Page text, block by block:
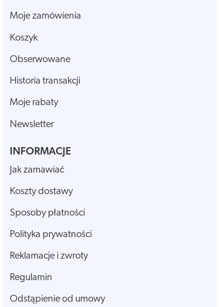
Moje zamówienia
Koszyk
Obserwowane
Historia transakcji
Moje rabaty
Newsletter
INFORMACJE
Jak zamawiać
Koszty dostawy
Sposoby płatności
Polityka prywatności
Reklamacje i zwroty
Regulamin
Odstąpienie od umowy